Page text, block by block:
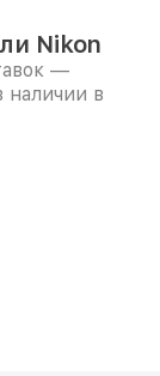
Nikon
—
наличии в